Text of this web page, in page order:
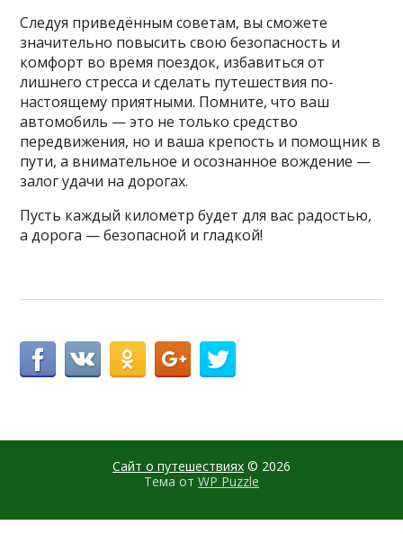
Следуя приведённым советам, вы сможете
значительно повысить свою безопасность и
комфорт во время поездок, избавиться от
лишнего стресса и сделать путешествия по-
настоящему приятными. Помните, что ваш
автомобиль — это не только средство
передвижения, но и ваша крепость и помощник в
пути, а внимательное и осознанное вождение —
залог удачи на дорогах.
Пусть каждый километр будет для вас радостью,
а дорога — безопасной и гладкой!
Сайт о путешествиях © 2026
Тема от WP Puzzle